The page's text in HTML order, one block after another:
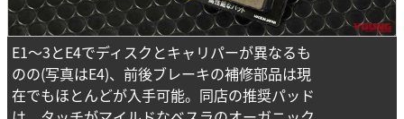
E1～3とE4でディスクとキャリパーが異なるも
のの(写真はE4)、前後ブレーキの補修部品は現
在でもほとんどが入手可能。同店の推奨パッド